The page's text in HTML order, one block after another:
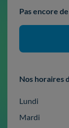
Pas encore
Nos horaires
Lundi
Mardi